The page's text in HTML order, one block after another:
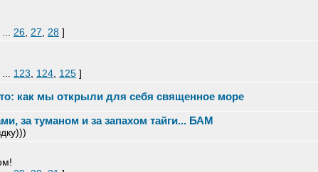
26 27 28 ]
123 124 125 ]
как мы открыли для себя священное море
за туманом и за запахом тайги... БАМ